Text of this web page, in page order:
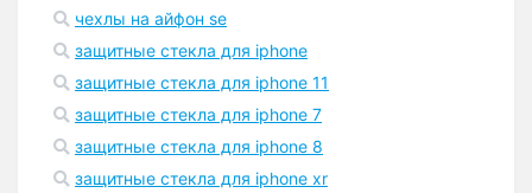
чехлы на айфон se
защитные стекла для iphone
защитные стекла для iphone 11
защитные стекла для iphone 7
защитные стекла для iphone 8
защитные стекла для iphone xr